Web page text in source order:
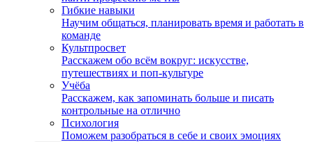
Гибкие навыки
Научим общаться, планировать время и работать в
команде
Культпросвет
Расскажем обо всём вокруг: искусстве,
путешествиях и поп-культуре
Учёба
Расскажем, как запоминать больше и писать
контрольные на отлично
Психология
Поможем разобраться в себе и своих эмоциях